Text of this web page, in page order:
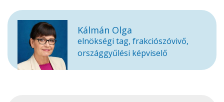
Kálmán Olga
elnökségi tag, frakciószóvivő,
országgyűlési képviselő